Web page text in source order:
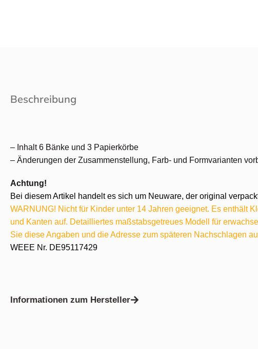
Beschreibung
– Inhalt 6 Bänke und 3 Papierkörbe
– Änderungen der Zusammenstellung, Farb- und Formvarianten
Achtung!
Bei diesem Artikel handelt es sich um Neuware, der original
WARNUNG! Nicht für Kinder unter 14 Jahren geeignet. Es enthält
und Kanten auf. Detailliertes maßstabsgetreues Modell für
Sie diese Angaben und die Adresse zum späteren Nachschlagen
WEEE Nr. DE95117429
Informationen zum Hersteller